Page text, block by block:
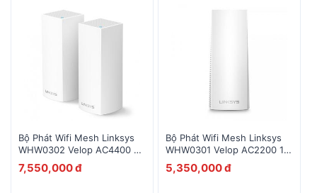
Bộ Phát Wifi Mesh Linksys
WHW0302 Velop AC4400 2-
Pack
7,550,000 đ
Bộ Phát Wifi Mesh Linksys
WHW0301 Velop AC2200 1
Pack
5,350,000 đ